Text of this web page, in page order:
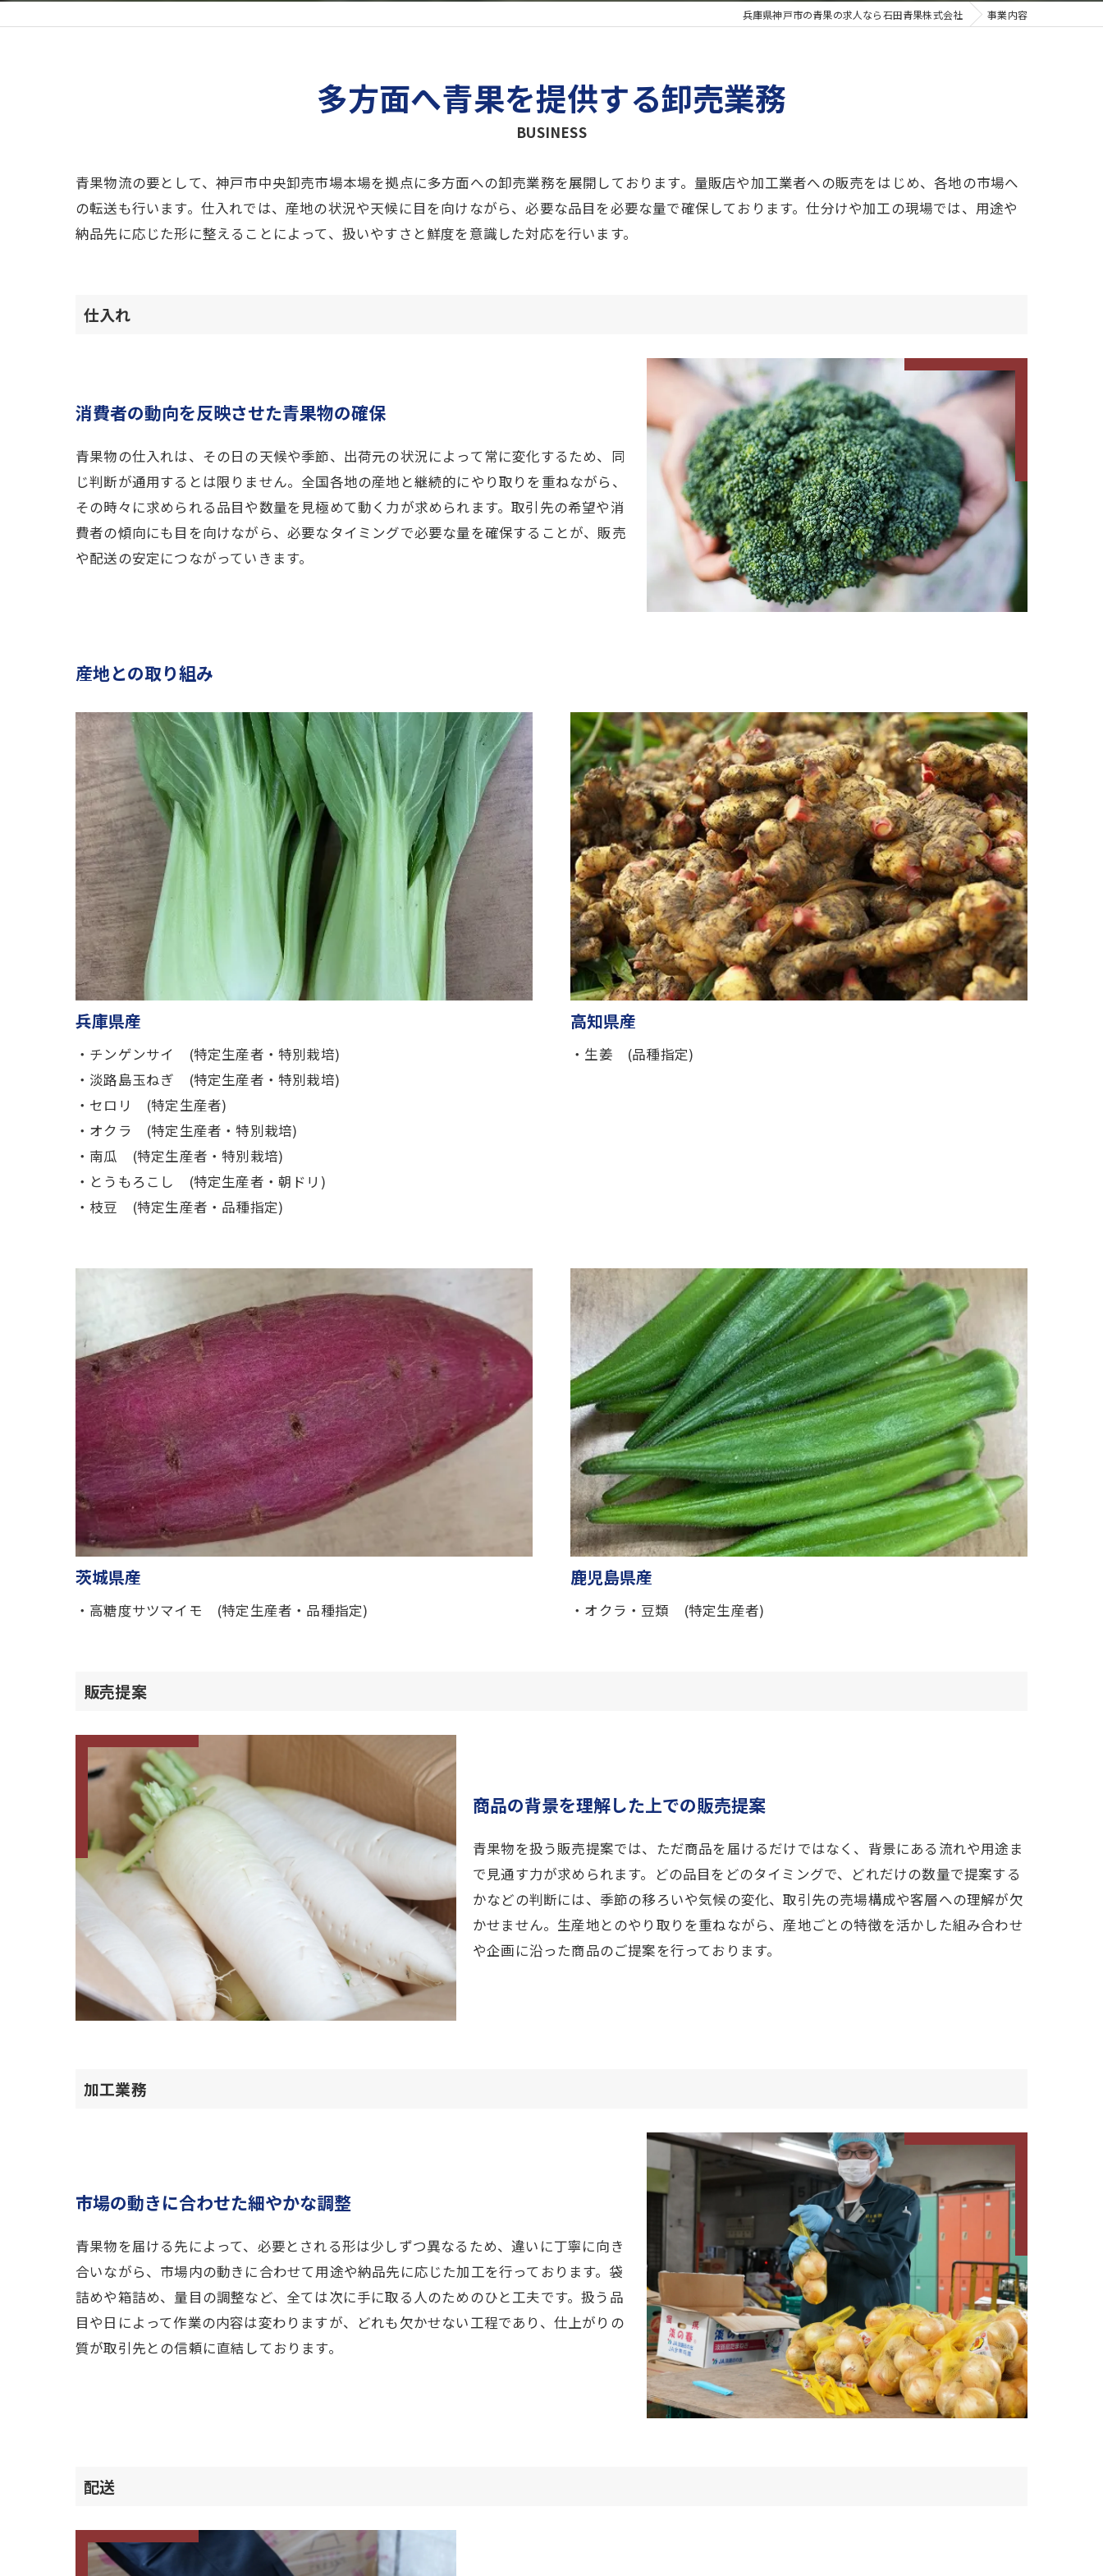
兵庫県神戸市の青果の求人なら石田青果株式会社 事業内容
多方面へ青果を提供する卸売業務
BUSINESS
青果物流の要として、神戸市中央卸売市場本場を拠点に多方面への卸売業務を展開しております。量販店や加工業者への販売をはじめ、各地の市場へ
の転送も行います。仕入れでは、産地の状況や天候に目を向けながら、必要な品目を必要な量で確保しております。仕分けや加工の現場では、用途や
納品先に応じた形に整えることによって、扱いやすさと鮮度を意識した対応を行います。
仕入れ
消費者の動向を反映させた青果物の確保
青果物の仕入れは、その日の天候や季節、出荷元の状況によって常に変化するため、同
じ判断が通用するとは限りません。全国各地の産地と継続的にやり取りを重ねながら、
その時々に求められる品目や数量を見極めて動く力が求められます。取引先の希望や消
費者の傾向にも目を向けながら、必要なタイミングで必要な量を確保することが、販売
や配送の安定につながっていきます。
産地との取り組み
兵庫県産
・チンゲンサイ (特定生産者・特別栽培)
・淡路島玉ねぎ (特定生産者・特別栽培)
・セロリ (特定生産者)
・オクラ (特定生産者・特別栽培)
・南瓜 (特定生産者・特別栽培)
・とうもろこし (特定生産者・朝ドリ)
・枝豆 (特定生産者・品種指定)
高知県産
・生姜 (品種指定)
茨城県産
・高糖度サツマイモ (特定生産者・品種指定)
鹿児島県産
・オクラ・豆類 (特定生産者)
販売提案
商品の背景を理解した上での販売提案
青果物を扱う販売提案では、ただ商品を届けるだけではなく、背景にある流れや用途ま
で見通す力が求められます。どの品目をどのタイミングで、どれだけの数量で提案する
かなどの判断には、季節の移ろいや気候の変化、取引先の売場構成や客層への理解が欠
かせません。生産地とのやり取りを重ねながら、産地ごとの特徴を活かした組み合わせ
や企画に沿った商品のご提案を行っております。
加工業務
市場の動きに合わせた細やかな調整
青果物を届ける先によって、必要とされる形は少しずつ異なるため、違いに丁寧に向き
合いながら、市場内の動きに合わせて用途や納品先に応じた加工を行っております。袋
詰めや箱詰め、量目の調整など、全ては次に手に取る人のためのひと工夫です。扱う品
目や日によって作業の内容は変わりますが、どれも欠かせない工程であり、仕上がりの
質が取引先との信頼に直結しております。
配送